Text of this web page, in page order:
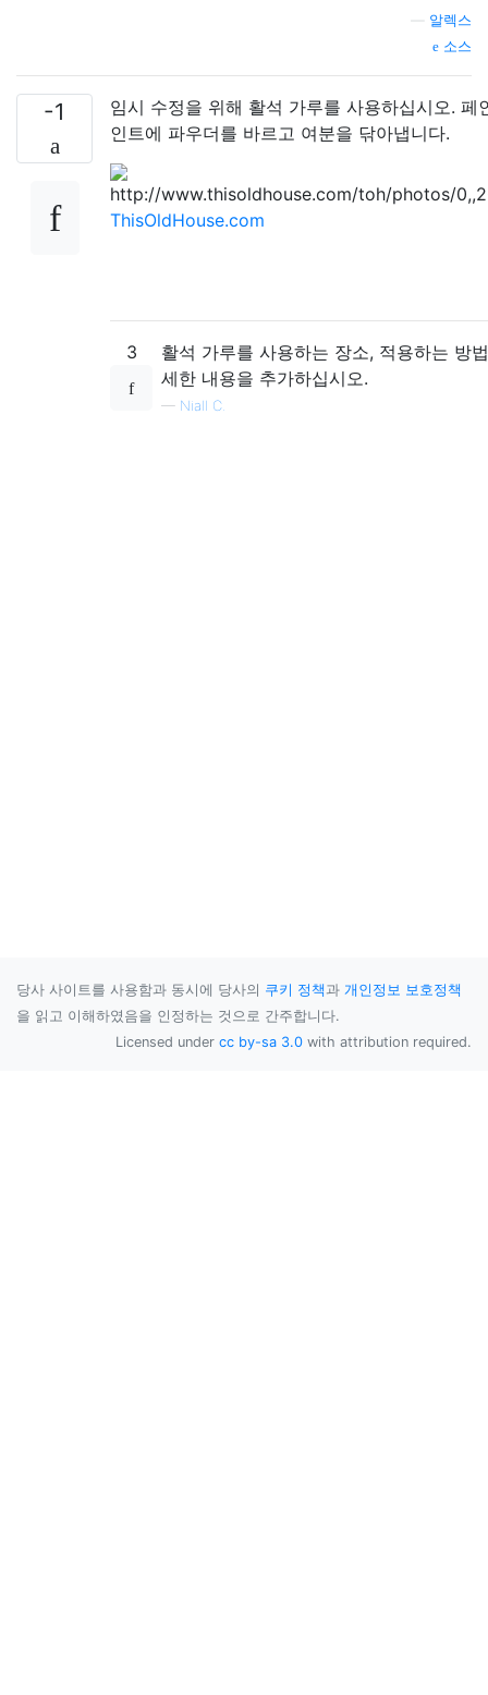
알렉스
소스
-1
임시 수정을 위해 활석 가루를 사용하십시오. 페
인트에 파우더를 바르고 여분을 닦아냅니다.
ThisOldHouse.com
3
활석 가루를 사용하는 장소, 적용하는 방
세한 내용을 추가하십시오.
— Niall C.
당사 사이트를 사용함과 동시에 당사의 쿠키 정책과 개인정보 보호정책
을 읽고 이해하였음을 인정하는 것으로 간주합니다.
Licensed under cc by-sa 3.0 with attribution required.